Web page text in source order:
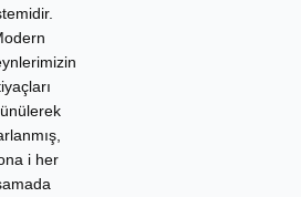
i her